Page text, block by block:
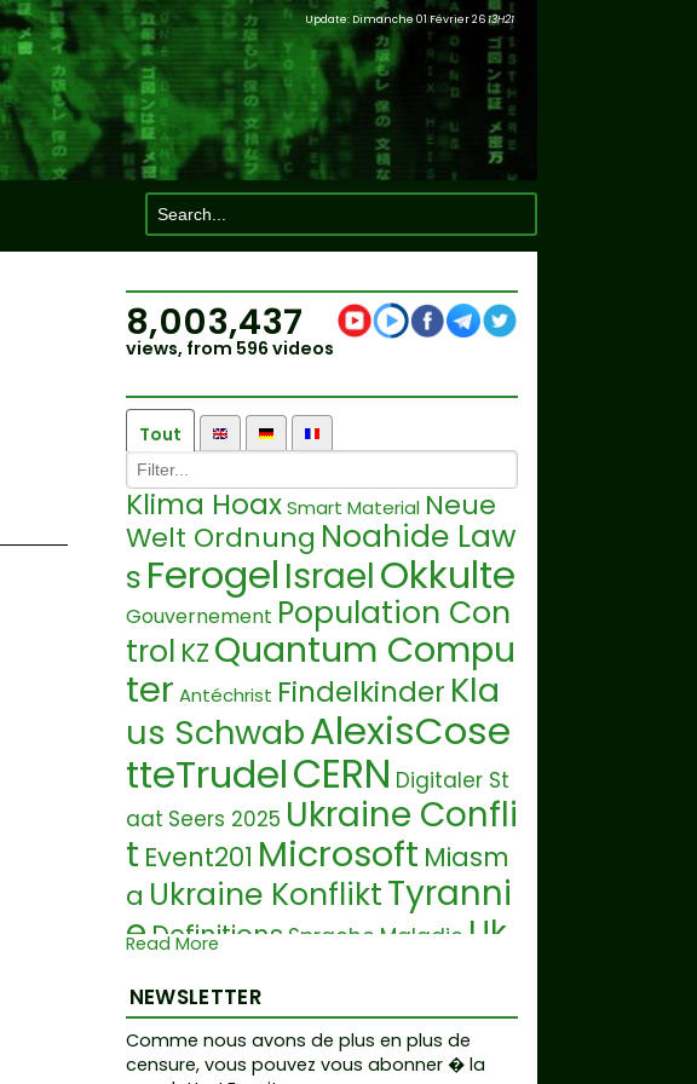
Update: Dimanche 01 Février 2613H21
8,003,437
views, from 596 videos
Tout
Klima Hoax Smart Material Neue
Welt Ordnung Noahide Law
s Ferogel IsraelOkkulte
Gouvernement Population Con
trol KZ Quantum Compu
ter Antéchrist Findelkinder Kla
us SchwabAlexisCose
tteTrudelCERN Digitaler St
aat Seers 2025 Ukraine Confli
t Event201 Microsoft Miasm
a Ukraine KonfliktTyranni
eDefinitions Sprache Maladie Uk
nPlandemieDiktaturPr
otest Vatican OMSRoboticsTiare
Read More
NEWSLETTER
Comme nous avons de plus en plus de
censure, vous pouvez vous abonner � la